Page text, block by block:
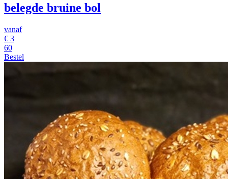
belegde bruine bol
vanaf
€ 3
60
Bestel